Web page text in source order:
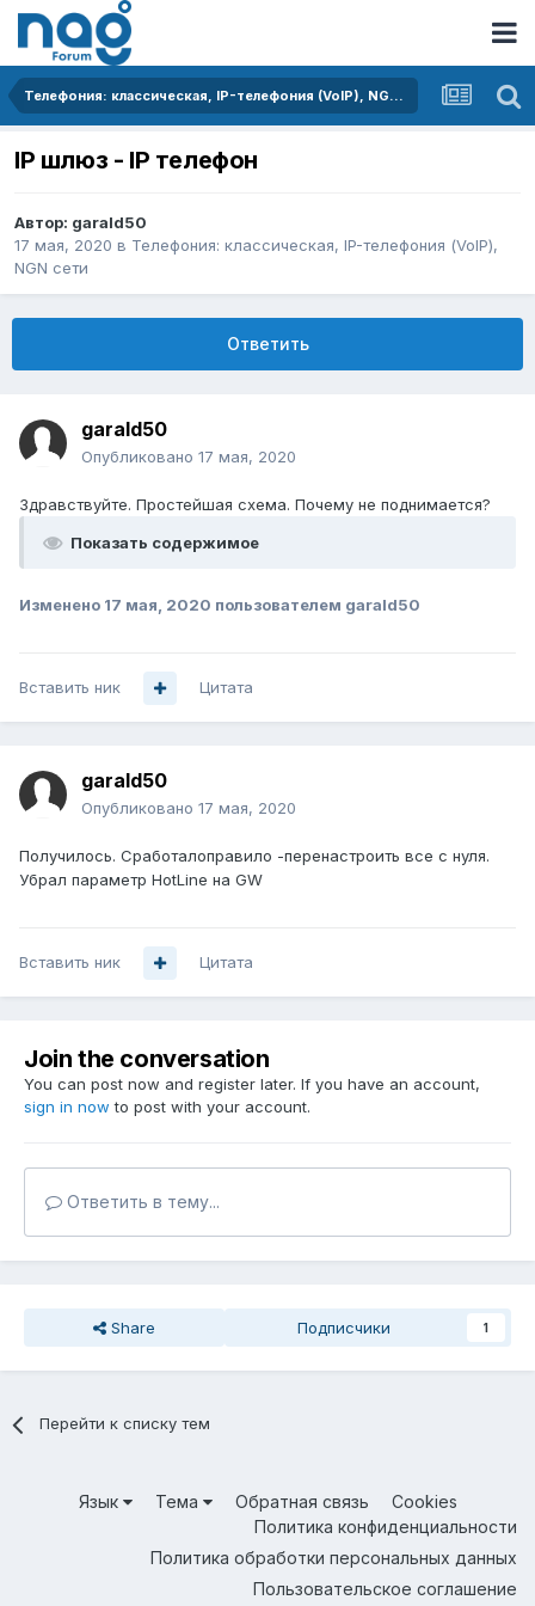
Телефония: классическая, IP-телефония (VoIP), NGN сети
IP шлюз - IP телефон
Автор: garald50
17 мая, 2020 в Телефония: классическая, IP-телефония (VoIP),
NGN сети
Ответить
garald50
Опубликовано 17 мая, 2020
Здравствуйте. Простейшая схема. Почему не поднимается?
Показать содержимое
Изменено 17 мая, 2020 пользователем garald50
Вставить ник Цитата
garald50
Опубликовано 17 мая, 2020
Получилось. Сработалоправило -перенастроить все с нуля.
Убрал параметр HotLine на GW
Вставить ник Цитата
Join the conversation
You can post now and register later. If you have an account,
sign in now to post with your account.
Ответить в тему...
Share Подписчики 1
Перейти к списку тем
Язык Тема Обратная связь
Cookies
Политика конфиденциальности
Политика обработки персональных данных
Пользовательское соглашение